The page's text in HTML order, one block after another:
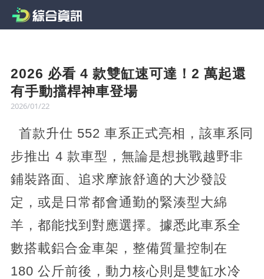
2026 必看 4 款雙缸速可達！2 萬起還
有手動擋桿神車登場
2026/01/22
首款升仕 552 車系正式亮相，該車系同
步推出 4 款車型，無論是想挑戰越野非
鋪裝路面、追求摩旅舒適的大沙發設
定，或是日常都會通勤的緊湊型大綿
羊，都能找到對應選擇。據悉此車系全
數搭載鋁合金車架，整備質量控制在
180 公斤前後，動力核心則是雙缸水冷